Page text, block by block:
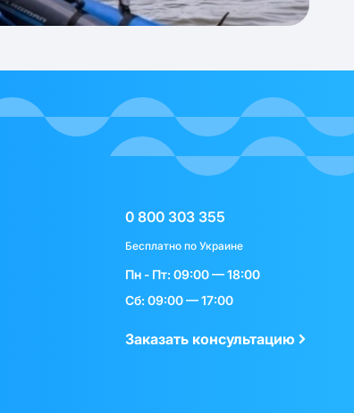
0 800 303 355
Бесплатно по Украине
Пн - Пт: 09:00 — 18:00
Сб: 09:00 — 17:00
Заказать консультацию